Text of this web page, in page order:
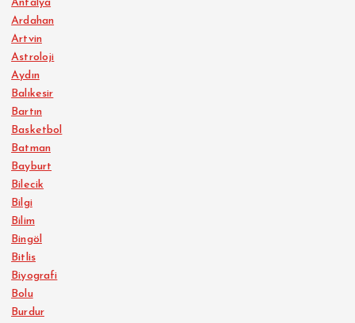
Antalya
Ardahan
Artvin
Astroloji
Aydın
Balıkesir
Bartın
Basketbol
Batman
Bayburt
Bilecik
Bilgi
Bilim
Bingöl
Bitlis
Biyografi
Bolu
Burdur